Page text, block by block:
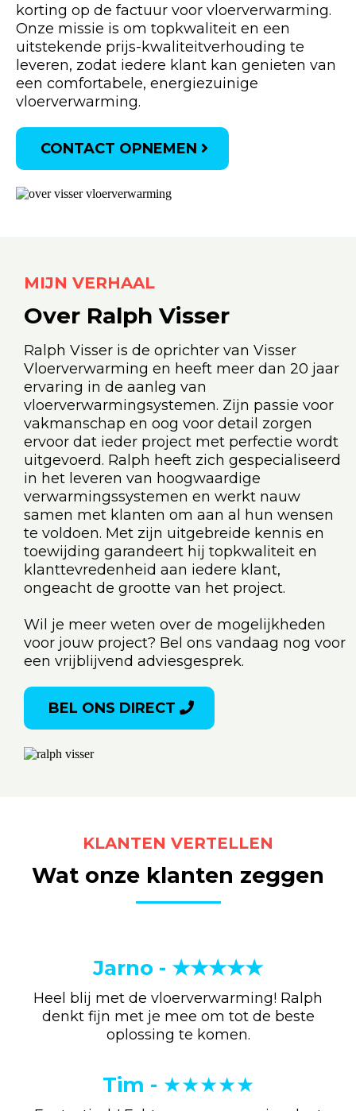
korting op de factuur voor vloerverwarming.
Onze missie is om topkwaliteit en een
uitstekende prijs-kwaliteitverhouding te
leveren, zodat iedere klant kan genieten van
een comfortabele, energiezuinige
vloerverwarming.
CONTACT OPNEMEN
MIJN VERHAAL
Over Ralph Visser
Ralph Visser is de oprichter van Visser
Vloerverwarming en heeft meer dan 20 jaar
ervaring in de aanleg van
vloerverwarmingsystemen. Zijn passie voor
vakmanschap en oog voor detail zorgen
ervoor dat ieder project met perfectie wordt
uitgevoerd. Ralph heeft zich gespecialiseerd
in het leveren van hoogwaardige
verwarmingssystemen en werkt nauw
samen met klanten om aan al hun wensen
te voldoen. Met zijn uitgebreide kennis en
toewijding garandeert hij topkwaliteit en
klanttevredenheid aan iedere klant,
ongeacht de grootte van het project.
Wil je meer weten over de mogelijkheden
voor jouw project? Bel ons vandaag nog voor
een vrijblijvend adviesgesprek.
BEL ONS DIRECT
KLANTEN VERTELLEN
Wat onze klanten zeggen
Jarno - ★★★★★
Heel blij met de vloerverwarming! Ralph
denkt fijn met je mee om tot de beste
oplossing te komen.
Tim - ★★★★★